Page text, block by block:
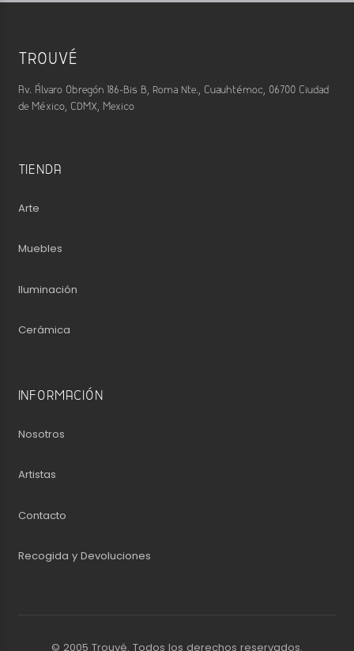
TROUVÉ
Av. Álvaro Obregón 186-Bis B, Roma Nte., Cuauhtémoc, 06700 Ciudad
de México, CDMX, Mexico
TIENDA
Arte
Muebles
Iluminación
Cerámica
INFORMACIÓN
Nosotros
Artistas
Contacto
Recogida y Devoluciones
© 2005 Trouvé. Todos los derechos reservados.